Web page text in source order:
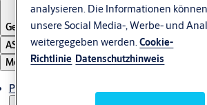
Germany·Deutsch
ASSA ABLOY Group
Menü
Produkte & Sicherheitslösungen
analysieren. Die Informationen
unsere Social Media-, Werbe- und
weitergegeben werden.Cookie-
Richtlinie Datenschutzhinweis